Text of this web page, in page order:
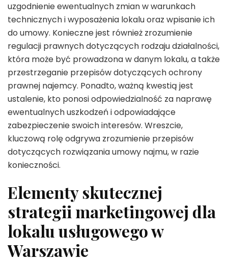
uzgodnienie ewentualnych zmian w warunkach
technicznych i wyposażenia lokalu oraz wpisanie ich
do umowy. Konieczne jest również zrozumienie
regulacji prawnych dotyczących rodzaju działalności,
która może być prowadzona w danym lokalu, a także
przestrzeganie przepisów dotyczących ochrony
prawnej najemcy. Ponadto, ważną kwestią jest
ustalenie, kto ponosi odpowiedzialność za naprawę
ewentualnych uszkodzeń i odpowiadające
zabezpieczenie swoich interesów. Wreszcie,
kluczową rolę odgrywa zrozumienie przepisów
dotyczących rozwiązania umowy najmu, w razie
konieczności.
Elementy skutecznej
strategii marketingowej dla
lokalu usługowego w
Warszawie